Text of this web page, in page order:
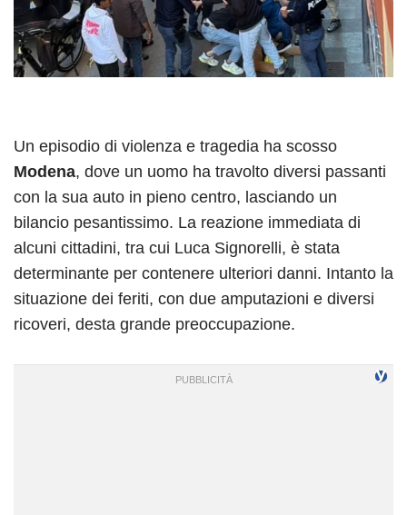
Un episodio di violenza e tragedia ha scosso
Modena, dove un uomo ha travolto diversi passanti
con la sua auto in pieno centro, lasciando un
bilancio pesantissimo. La reazione immediata di
alcuni cittadini, tra cui Luca Signorelli, è stata
determinante per contenere ulteriori danni. Intanto la
situazione dei feriti, con due amputazioni e diversi
ricoveri, desta grande preoccupazione.